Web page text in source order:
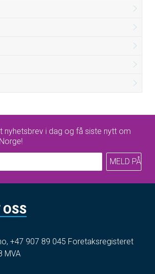
nyhetsbrev i dag og få siste nytt om
, +47 907 89 045 Foretaksregisteret
MVA